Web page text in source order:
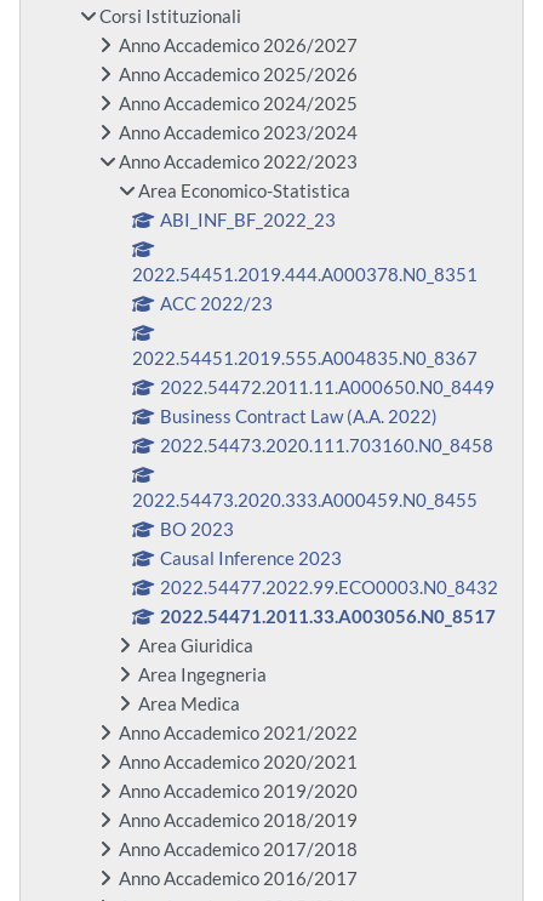
Corsi Istituzionali
Anno Accademico 2026/2027
Anno Accademico 2025/2026
Anno Accademico 2024/2025
Anno Accademico 2023/2024
Anno Accademico 2022/2023
Area Economico-Statistica
ABI_INF_BF_2022_23
2022.54451.2019.444.A000378.N0_8351
ACC 2022/23
2022.54451.2019.555.A004835.N0_8367
2022.54472.2011.11.A000650.N0_8449
Business Contract Law (A.A. 2022)
2022.54473.2020.111.703160.N0_8458
2022.54473.2020.333.A000459.N0_8455
BO 2023
Causal Inference 2023
2022.54477.2022.99.ECO0003.N0_8432
2022.54471.2011.33.A003056.N0_8517
Area Giuridica
Area Ingegneria
Area Medica
Anno Accademico 2021/2022
Anno Accademico 2020/2021
Anno Accademico 2019/2020
Anno Accademico 2018/2019
Anno Accademico 2017/2018
Anno Accademico 2016/2017